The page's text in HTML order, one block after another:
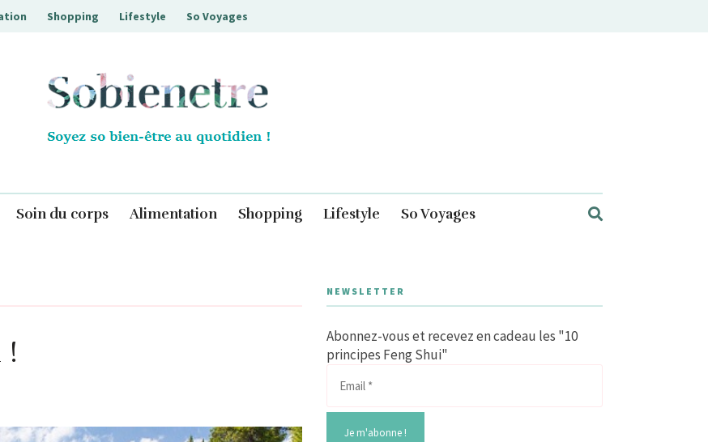
Shopping Lifestyle So Voyages
Soin du corps Alimentation Shopping Lifestyle So Voyages
NEWSLETTER
Abonnez-vous et recevez en cadeau les "10
principes Feng Shui"